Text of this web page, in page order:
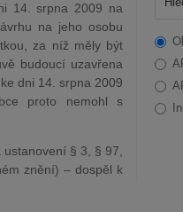
14. srpna 2009 na
na jeho osobu
za níž měly být
budoucí uzavřena
dni 14. srpna 2009
proto nemohl s
§ 3, § 97,
znění) – dospěl k